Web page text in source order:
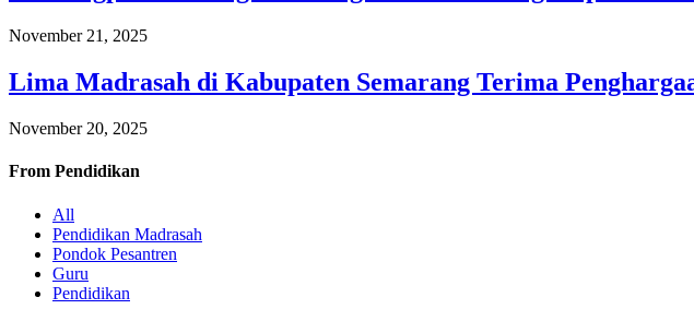
November 21, 2025
Lima Madrasah di Kabupaten Semarang Terima
November 20, 2025
From Pendidikan
All
Pendidikan Madrasah
Pondok Pesantren
Guru
Pendidikan